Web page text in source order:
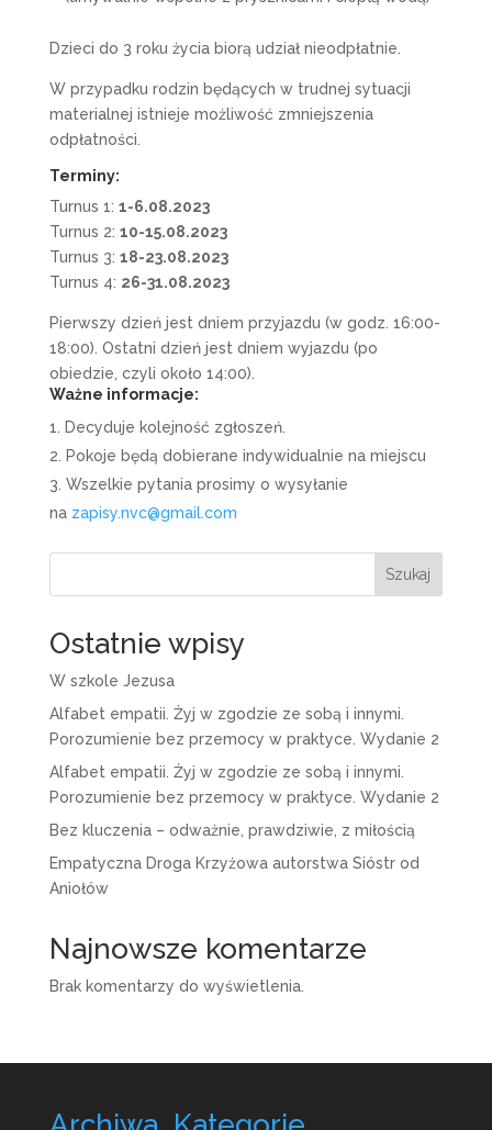
Dzieci do 3 roku życia biorą udział nieodpłatnie.
W przypadku rodzin będących w trudnej sytuacji
materialnej istnieje możliwość zmniejszenia
odpłatności.
Terminy:
Turnus 1: 1-6.08.2023
Turnus 2: 10-15.08.2023
Turnus 3: 18-23.08.2023
Turnus 4: 26-31.08.2023
Pierwszy dzień jest dniem przyjazdu (w godz. 16:00-
18:00). Ostatni dzień jest dniem wyjazdu (po
obiedzie, czyli około 14:00).
Ważne informacje:
Decyduje kolejność zgłoszeń.
Pokoje będą dobierane indywidualnie na miejscu
Wszelkie pytania prosimy o wysyłanie
na zapisy.nvc@gmail.com
Szukaj
Ostatnie wpisy
W szkole Jezusa
Alfabet empatii. Żyj w zgodzie ze sobą i innymi.
Porozumienie bez przemocy w praktyce. Wydanie 2
Alfabet empatii. Żyj w zgodzie ze sobą i innymi.
Porozumienie bez przemocy w praktyce. Wydanie 2
Bez kluczenia – odważnie, prawdziwie, z miłością
Empatyczna Droga Krzyżowa autorstwa Sióstr od
Aniołów
Najnowsze komentarze
Brak komentarzy do wyświetlenia.